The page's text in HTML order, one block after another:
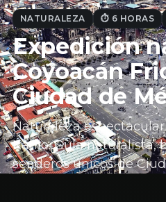
NATURALEZA ⏱ 6 HORAS
Expedición
Coyoacán
Ciudad de
Naturaleza
Kahlo. Guía naturalista,
senderos únicos de